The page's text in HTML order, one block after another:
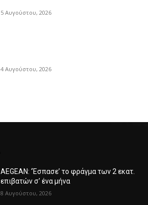
5 Αυγούστου, 2026
4 Αυγούστου, 2026
AEGEAN: ‘Έσπασε’ το φράγμα των 2 εκατ.
επιβατών σ’ ένα μήνα
8 Αυγούστου, 2026